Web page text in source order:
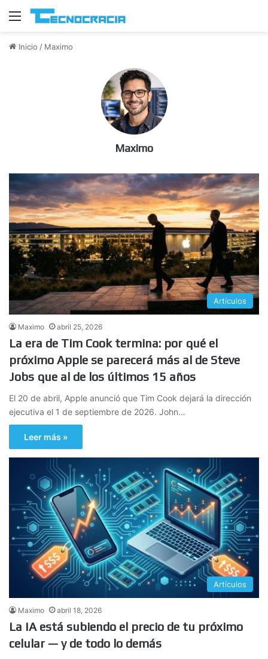
Menú
Inicio / Maximo
Maximo
Artículos
Maximo abril 25, 2026
La era de Tim Cook termina: por qué el
próximo Apple se parecerá más al de Steve
Jobs que al de los últimos 15 años
El 20 de abril, Apple anunció que Tim Cook dejará la dirección
ejecutiva el 1 de septiembre de 2026. John…
Leer más »
Artículos
Maximo abril 18, 2026
La IA está subiendo el precio de tu próximo
celular — y de todo lo demás